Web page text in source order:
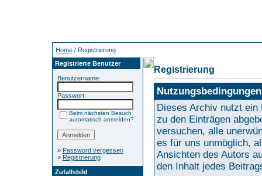
Home/ Registrierung
Registrierte Benutzer
Benutzername:
Passwort:
Beim nächsten Besuch
automatisch anmelden?
» Password vergessen
» Registrierung
Zufallsbild
Registrierung
Dieses Archiv nutzt ein
zu den Einträgen
versuchen, alle
es für uns unmöglich,
Ansichten des Autors
den Inhalt jedes